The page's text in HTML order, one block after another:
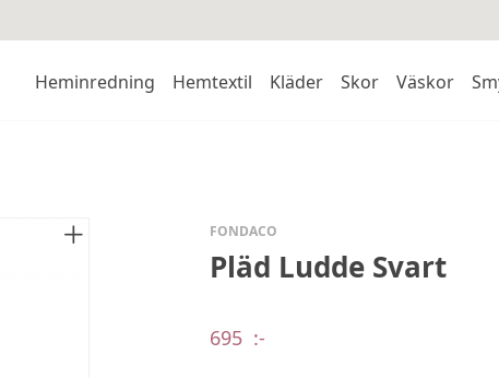
Heminredning Hemtextil Kläder Skor Väskor
FONDACO
Pläd Ludde Svart
695 :-